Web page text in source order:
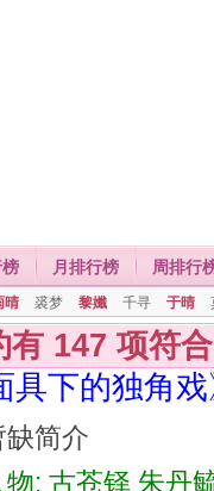
月排行榜 周排行
晴 裘梦 黎孅 千寻 于晴
有 147 项符
具下的独角
简介
物: 古苍铎 朱